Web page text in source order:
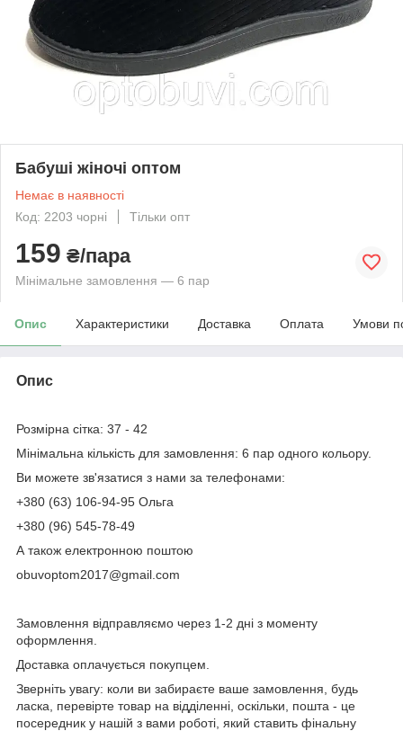
Бабуші жіночі оптом
Немає в наявності
Код: 2203 чорні
Тільки опт
159 ₴/пара
Мінімальне замовлення — 6 пар
Опис Характеристики Доставка Оплата Умови
Опис
Розмірна сітка: 37 - 42
Мінімальна кількість для замовлення: 6 пар одного кольору.
Ви можете зв'язатися з нами за телефонами:
+380 (63) 106-94-95 Ольга
+380 (96) 545-78-49
А також електронною поштою
obuvoptom2017@gmail.com
Замовлення відправляємо через 1-2 дні з моменту
оформлення.
Доставка оплачується покупцем.
Зверніть увагу: коли ви забираєте ваше замовлення, будь
ласка, перевірте товар на відділенні, оскільки, пошта - це
посередник у нашій з вами роботі, який ставить фінальну